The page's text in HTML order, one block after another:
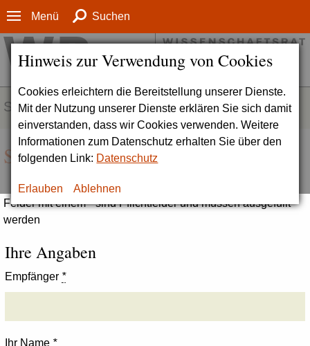
Hinweis zur Verwendung von Cookies
Cookies erleichtern die Bereitstellung unserer Dienste.
Mit der Nutzung unserer Dienste erklären Sie sich damit
einverstanden, dass wir Cookies verwenden. Weitere
Informationen zum Datenschutz erhalten Sie über den
folgenden Link: Datenschutz
Erlauben Ablehnen
Menü Suchen
SERVICE
Seite empfehlen
Felder mit einem * sind Pflichtfelder und müssen ausgefüllt
werden
Ihre Angaben
Empfänger *
Ihr Name *